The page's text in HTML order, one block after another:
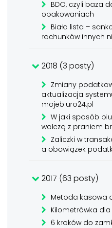
BDO, czyli baza
opakowaniach
Biała lista –
rachunków innych
2018 (3 posty)
Zmiany
aktualizacja
mojebiuro24.pl
W jaki sposób
walczą z praniem
Zaliczki w
a obowiązek
2017 (63 posty)
Metoda kasowa
Kilometrówka dla
6 kroków do